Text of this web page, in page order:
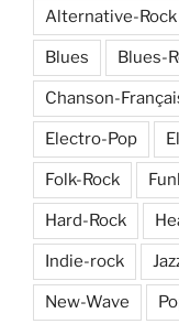
Alternative-Rock
Blues Blues-
Chanson-
Electro-Pop
Folk-Rock
Hard-Rock
Indie-rock
New-Wave